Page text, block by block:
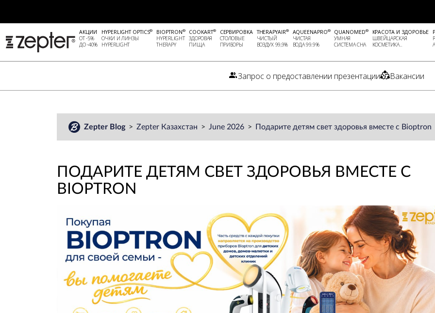
АКЦИИ
ОТ -5%
ДО -40%
HYPERLIGHT OPTICS®
ОЧКИ И ЛИНЗЫ
HYPERLIGHT
BIOPTRON®
HYPERLIGHT
THERAPY
COOKART®
ЗДОРОВАЯ
ПИЩА
СЕРВИРОВКА
СТОЛОВЫЕ
ПРИБОРЫ
THERAPYAIR®
ЧИСТЫЙ
ВОЗДУХ 99,9%
AQUEENAPRO®
ЧИСТАЯ
ВОДА 99.9%
QUANOMED®
УМНАЯ
СИСТЕМА СНА
КРАСОТА И ЗДОРОВЬЕ
ШВЕЙЦАРСКАЯ
КОСМЕТИКА..
Запрос о предоставлении презентации Вакансии
Zepter Blog Zepter Казахстан June 2026 Подарите детям свет здоровья вместе с Bioptron
ПОДАРИТЕ ДЕТЯМ СВЕТ ЗДОРОВЬЯ ВМЕСТЕ С
BIOPTRON